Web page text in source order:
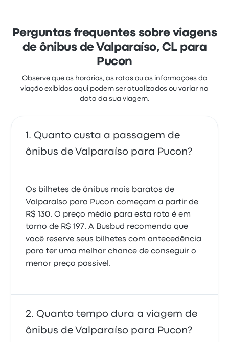
R$ 173
Perguntas frequentes sobre viagens
de ônibus de Valparaíso, CL para
Pucon
Observe que os horários, as rotas ou as informações da
viação exibidos aqui podem ser atualizados ou variar na
data da sua viagem.
Quanto custa a passagem de
ônibus de Valparaíso para Pucon?
Os bilhetes de ônibus mais baratos de
Valparaíso para Pucon começam a partir de
R$ 130. O preço médio para esta rota é em
torno de R$ 197. A Busbud recomenda que
você reserve seus bilhetes com antecedência
para ter uma melhor chance de conseguir o
menor preço possível.
Quanto tempo dura a viagem de
ônibus de Valparaíso para Pucon?